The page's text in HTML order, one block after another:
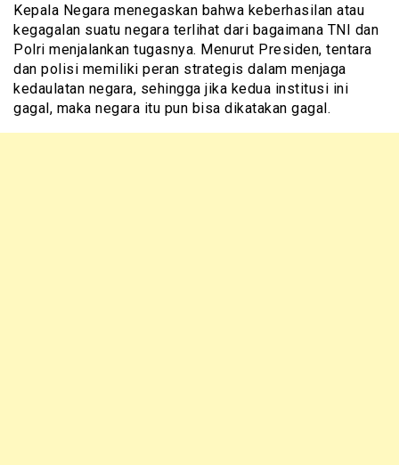
Kepala Negara menegaskan bahwa keberhasilan atau
kegagalan suatu negara terlihat dari bagaimana TNI dan
Polri menjalankan tugasnya. Menurut Presiden, tentara
dan polisi memiliki peran strategis dalam menjaga
kedaulatan negara, sehingga jika kedua institusi ini
gagal, maka negara itu pun bisa dikatakan gagal.